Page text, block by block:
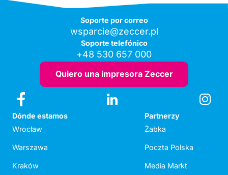
Soporte por correo
wsparcie@zeccer.pl
Soporte telefónico
+48 530 657 000
Quiero una impresora Zeccer
Dónde estamos
Wrocław
Warszawa
Kraków
Partnerzy
Żabka
Poczta Polska
Media Markt